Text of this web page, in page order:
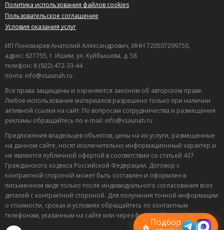
Политика использования файлов cookies
Пользовательское соглашение
Условия оказания услуг
ИП Пономарев Анатолий Александрович, ИНН 720507299750,
адрес: 627755, г. Ишим, ул. Куйбышева, д. 58
телефон: 8 (922) 472-33-44
почта: info@vsaunah.ru
Все права защищены и охраняются законом об авторском праве.
Любое использование материалов разрешено только при наличии
активной ссылки на сайт. По вопросам сотрудничества и размещения
рекламы обращайтесь по e-mail: info@vsaunah.ru
Предложения владельцев объектов, цены на их услуги, размещенные
на данном сайте, носят исключительно информационный характер и
не являются публичной офертой в соответствии со статьей 437
Гражданского кодекса Российской Федерации. Договор с
контрактной стороной может быть составлен и оформлен в
письменном виде только после индивидуального согласования всех
деталей с контрактной стороной. Для получения точной информации
о стоимости, сроках и условиях обращайтесь по контактным
телефонам, указанным на сайте или через форму обратной связи.
🔥Подбор
Лучшие
спецпредложения
саун
Подписывайтесь в Telegram или MAX —
пришлём свежие скидки